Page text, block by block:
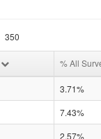
350
% All
3.71%
7.43%
2.57%